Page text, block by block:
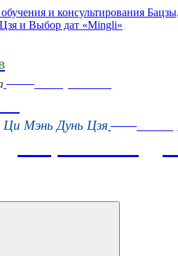
и консультирования
и Выбор дат «Mingli»
Ци Мэнь Дунь Цзя